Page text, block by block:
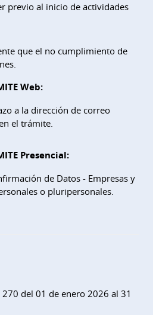
previo al inicio de actividades
que el no cumplimiento de
Web:
a la dirección de correo
el trámite.
Presencial:
de Datos - Empresas y
o pluripersonales.
270 del 01 de enero 2026 al 31